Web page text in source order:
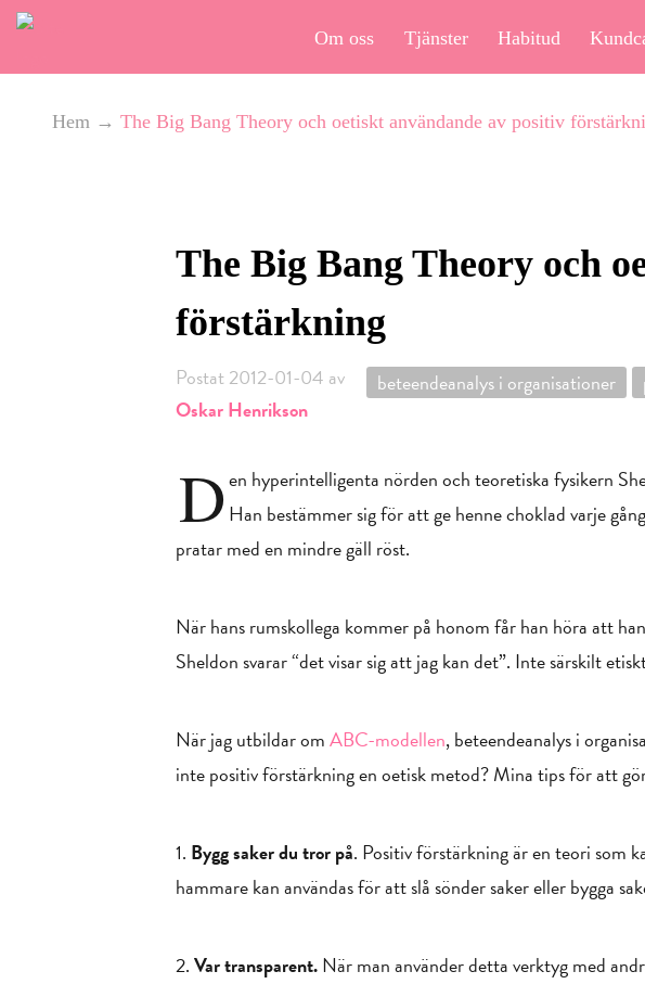
Om oss Tjänster Habitud
Hem → The Big Bang Theory och oetiskt användande av positiv
The Big Bang Theory och
förstärkning
Postat 2012-01-04 av
Oskar Henrikson
beteendeanalys i organisationer
Den hyperintelligenta nörden och teoretiska fysikern
Han bestämmer sig för att ge henne choklad varje
pratar med en mindre gäll röst.
När hans rumskollega kommer på honom får han höra att
Sheldon svarar “det visar sig att jag kan det”. Inte särskilt
När jag utbildar omABC-modellen, beteendeanalys i
inte positiv förstärkning en oetisk metod? Mina tips för att
1. Bygg saker du tror på. Positiv förstärkning är en teori som
hammare kan användas för att slå sönder saker eller bygga
2.Var transparent.När man använder detta verktyg med